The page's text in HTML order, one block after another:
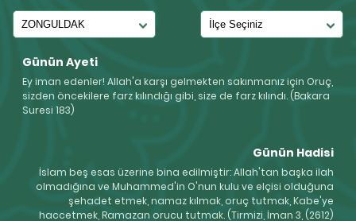
Günün Ayeti
Ey iman edenler! Allah'a karşı gelmekten sakınmanız için Oruç,
sizden öncekilere farz kılındığı gibi, size de farz kılındı. (Bakara
Suresi 183)
Günün Hadisi
İslam beş esas üzerine bina edilmiştir: Allah'tan başka ilah
olmadığına ve Muhammed'in O'nun kulu ve elçisi olduğuna
şehadet etmek, namaz kılmak, oruç tutmak, Kabe'ye
haccetmek, Ramazan orucu tutmak. (Tirmizi, İman 3, (2612)